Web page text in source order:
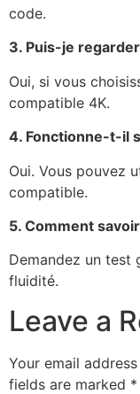
code.
3. Puis-je
Oui, si vous
compatible 4K.
4. Fonctionne-t-il
Oui. Vous pouvez
compatible.
5. Comment
Demandez un
fluidité.
Leave a
Your email
fields are marked *